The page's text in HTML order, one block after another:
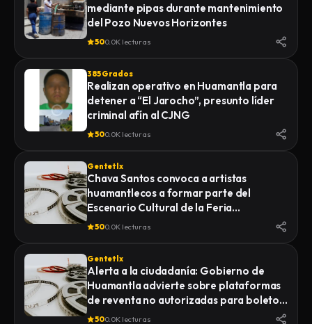
LA FISCALÍA GENERAL DE JUSTICIA DEL
ESTADO (FGJE) INICIÓ UNA CARPETA DE
INVESTIGACIÓN POR EL DELITO DE
HOMICIDIO CALIFICADO EN CONTRA DE
QUIEN O QUIENES RESULTEN
RESPONSABLES
mediante pipas durante mantenimiento
del Pozo Nuevos Horizontes
500.0K lecturas
385 Grados
Realizan operativo en Huamantla para
detener a “El Jarocho”, presunto líder
criminal afín al CJNG
500.0K lecturas
Gentetlx
Chava Santos convoca a artistas
huamantlecos a formar parte del
Escenario Cultural de la Feria
Internacional del Arte Efímero y la Dalia
500.0K lecturas
Gentetlx
Alerta a la ciudadanía: Gobierno de
Huamantla advierte sobre plataformas
de reventa no autorizadas para boletos
de la Feria 2026
500.0K lecturas